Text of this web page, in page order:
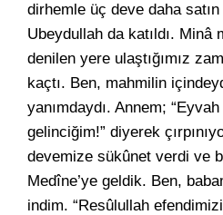
dirhemle üç deve daha
Ubeydullah da katıldı. Minâ
denilen yere ulaştığımız
kaçtı. Ben, mahmilin
yanımdaydı. Annem;
gelinciğim!” diyerek
devemize sükûnet verdi ve
Medîne’ye geldik. Ben,
indim. “Resûlullah